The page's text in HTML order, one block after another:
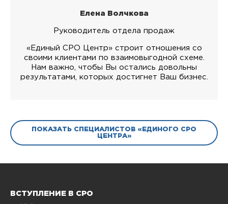
Елена Волчкова
Руководитель отдела продаж
«Единый СРО Центр» строит отношения со
своими клиентами по взаимовыгодной схеме.
Нам важно, чтобы Вы остались довольны
результатами, которых достигнет Ваш бизнес.
ПОКАЗАТЬ СПЕЦИАЛИСТОВ «ЕДИНОГО СРО
ЦЕНТРА»
ВСТУПЛЕНИЕ В СРО